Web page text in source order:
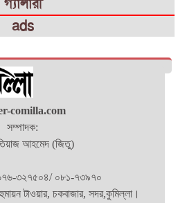
গ্যালারী
ads
comilla.com
সম্পাদক:
আহমেদ (জিতু)
৩২৭৫০৪/ ০৮১-৭৩৯৭০
হুমায়ন টাওয়ার, চকবাজার, সদর,কুমিল্লা।